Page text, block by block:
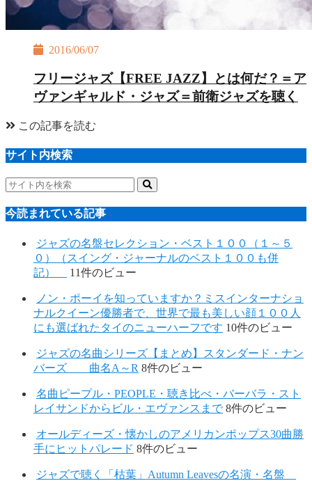
2016/06/07
フリージャズ【FREE JAZZ】とは何だ？＝ア
ヴァンギャルド・ジャズ＝前衛ジャズを聴く
この記事を読む
サイト内検索
今読まれている記事
ジャズの名盤セレクション・ベスト１００（１～５
０）（スイング・ジャーナルのベスト１００も併
記）
11件のビュー
ノン・ポーイを知っていますか？ミスインターナショ
ナルクイーン優勝者で、世界で最も美しい顔１００人
にも選ばれたタイのニューハーフです 10件のビュー
ジャズの名曲シリーズ【まとめ】スタンダード・ナン
バーズ 曲名A～R 8件のビュー
名曲ピープル・PEOPLE・聴き比べ・バーバラ・スト
レイサンドからビル・エヴァンスまで 8件のビュー
オールディーズ・懐かしのアメリカンポップス30曲勝
手にヒットパレード 8件のビュー
ジャズで聴く「枯葉」Autumn Leavesの名演・名盤